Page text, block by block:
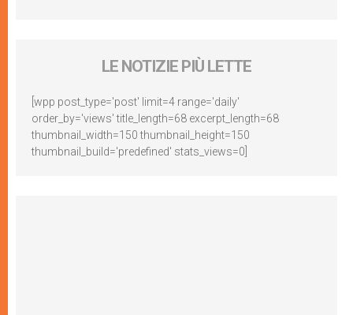
LE NOTIZIE PIÙ LETTE
[wpp post_type='post' limit=4 range='daily'
order_by='views' title_length=68 excerpt_length=68
thumbnail_width=150 thumbnail_height=150
thumbnail_build='predefined' stats_views=0]